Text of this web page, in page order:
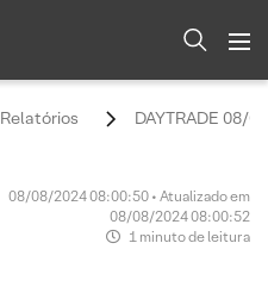
Relatórios DAYTRADE 08/
08/08/2024 08:00:50 • Atualizado em
08/08/2024 08:00:52
1 minuto de leitura